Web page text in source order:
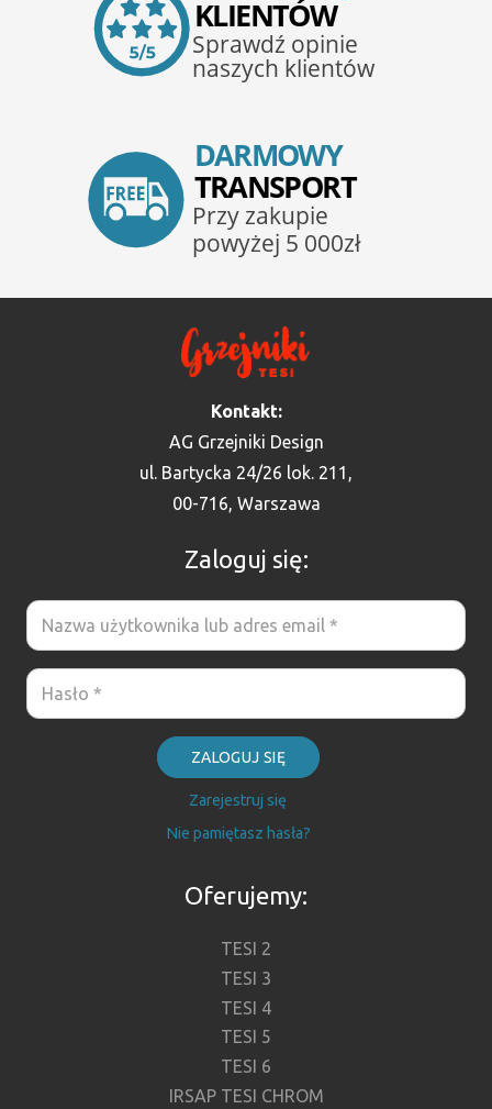
Kontakt:
AG Grzejniki Design
ul. Bartycka 24/26 lok. 211,
00-716, Warszawa
Zaloguj się:
ZALOGUJ SIĘ
Zarejestruj się
Nie pamiętasz hasła?
Oferujemy:
TESI 2
TESI 3
TESI 4
TESI 5
TESI 6
IRSAP TESI CHROM